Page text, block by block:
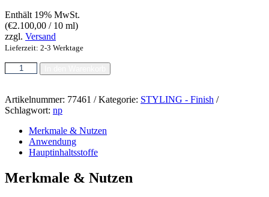
Enthält 19% MwSt.
(€2.100,00 / 10 ml)
zzgl. Versand
Lieferzeit: 2-3 Werktage
Kevin.Murphy
HEATED.DEFENSE
Menge
Artikelnummer: 77461 Kategorie: STYLING - Finish
Schlagwort: np
Merkmale & Nutzen
Anwendung
Hauptinhaltsstoffe
Merkmale & Nutzen